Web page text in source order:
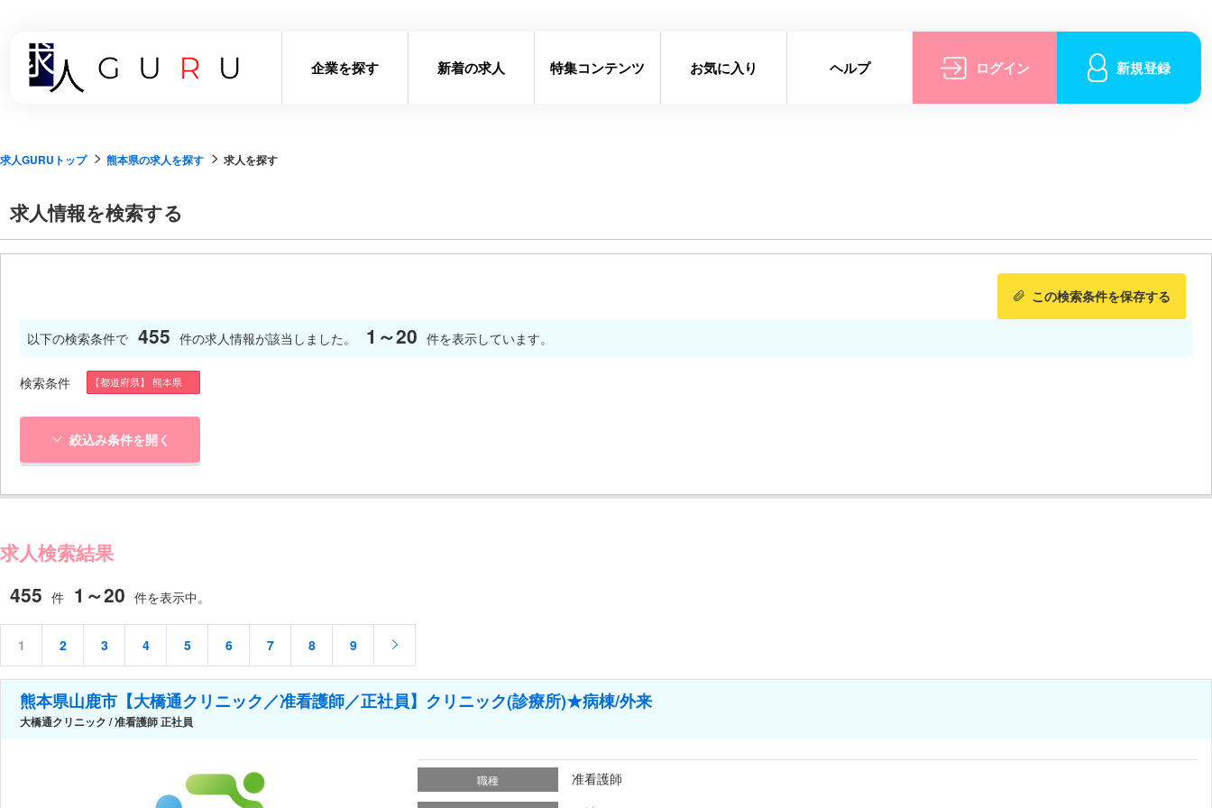
企業を探す 新着の求人 特集コンテンツ お気に入り ヘルプ ログイン 新規登録
求人GURUトップ 熊本県の求人を探す 求人を探す
求人情報を検索する
この検索条件を保存する
以下の検索条件で 455 件の求人情報が該当しました。 1～20 件を表示しています。
検索条件 【都道府県】 熊本県
絞込み条件を開く
求人検索結果
455 件 1～20 件を表示中。
1 2 3 4 5 6 7 8 9
熊本県山鹿市【大橋通クリニック／准看護師／正社員】クリニック(診療所)★病棟/外来
大橋通クリニック / 准看護師 正社員
職種 准看護師